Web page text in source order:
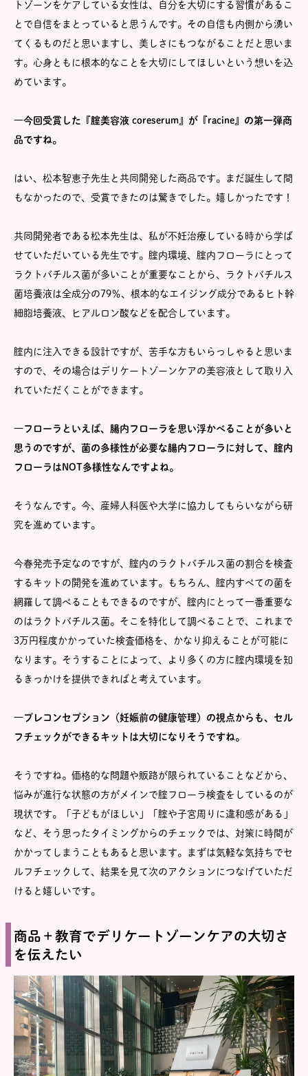
トゾーンをケアしている女性は、自分を大切にする習慣があるこ
とで自信をまとっていると思うんです。その自信も内側から湧い
てくるものだと思いますし、美しさにもつながることだと思いま
す。心身ともに根本的なことを大切にしてほしいという想いを込
めています。
―今回受賞した『腟美容液 coreserum』が『racine』の第一弾商
品ですね。
はい、松本智恵子先生と共同開発した商品です。まだ誕生して間
もなかったので、受賞できたのは驚きでした。嬉しかったです！
共同開発者である松本先生は、私が不妊治療している時から学ば
せていただいている先生です。腟内環境、腟内フローラにとって
ラクトバチルス菌が多いことが重要なことから、ラクトバチルス
菌培養液は全成分の79％、根本的なエイジング成分であるヒト幹
細胞培養液、ヒアルロン酸などを配合しています。
腟内に注入できる設計ですが、苦手な方もいらっしゃると思いま
すので、その場合はデリケートゾーンケアの美容液として取り入
れていただくことができます。
―フローラといえば、腸内フローラを思い浮かべることが多いと
思うのですが、菌の多様性が必要な腸内フローラに対して、腟内
フローラはNOT多様性なんですよね。
そうなんです。今、産婦人科医や大学に協力してもらいながら研
究を進めています。
今春発売予定なのですが、腟内のラクトバチルス菌の割合を検査
するキットの開発を進めています。もちろん、腟内すべての菌を
網羅して調べることもできるのですが、腟内にとって一番重要な
のはラクトバチルス菌。そこを特化して調べることで、これまで
3万円程度かかっていた検査価格を、かなり抑えることが可能に
なります。そうすることによって、より多くの方に腟内環境を知
るきっかけを提供できればと考えています。
―プレコンセプション（妊娠前の健康管理）の視点からも、セル
フチェックができるキットは大切になりそうですね。
そうですね。価格的な問題や販路が限られていることなどから、
悩みが進行な状態の方がメインで腟フローラ検査をしているのが
現状です。「子どもがほしい」「腟や子宮周りに違和感がある」
など、そう思ったタイミングからのチェックでは、対策に時間が
かかってしまうこともあると思います。まずは気軽な気持ちでセ
ルフチェックして、結果を見て次のアクションにつなげていただ
けると嬉しいです。
商品＋教育でデリケートゾーンケアの大切さ
を伝えたい